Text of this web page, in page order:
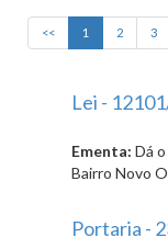
<< 1 2 3
Lei -
Ementa: Dá
Bairro Novo
Portaria -